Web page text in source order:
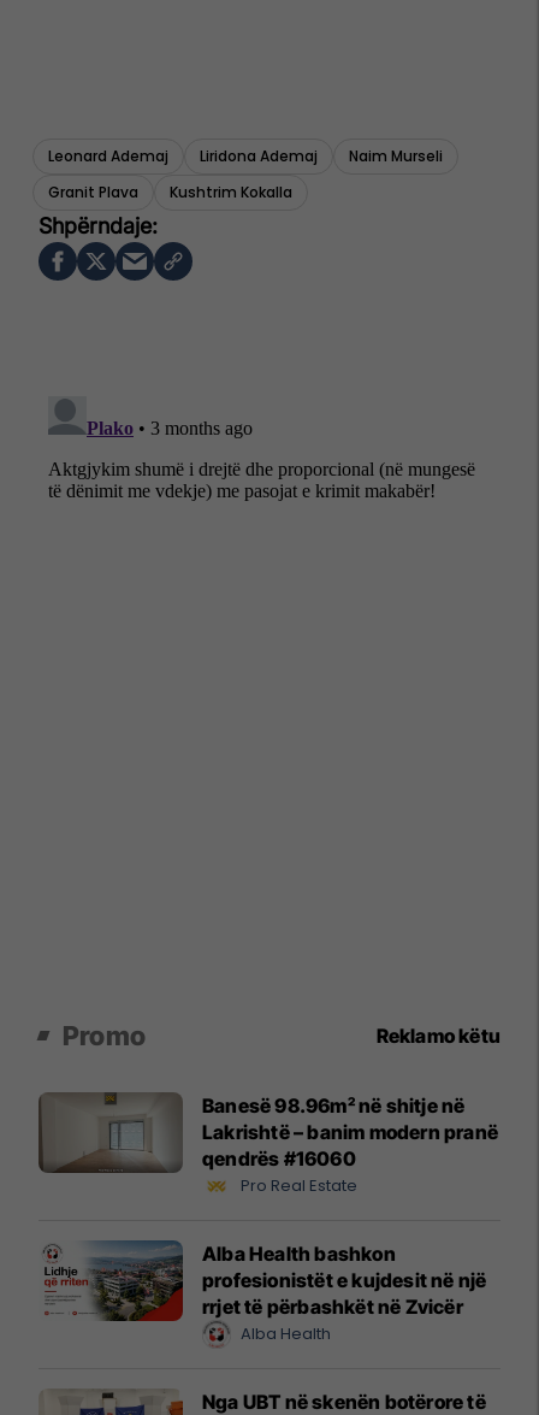
Leonard Ademaj Liridona Ademaj
Naim Murseli
Granit Plava
Kushtrim Kokalla
Promo Reklamo këtu
Banesë 98.96m² në shitje në
Lakrishtë – banim modern pranë
qendrës #16060
Pro Real Estate
Alba Health bashkon
profesionistët e kujdesit në një
rrjet të përbashkët në Zvicër
Alba Health
Nga UBT në skenën botërore të